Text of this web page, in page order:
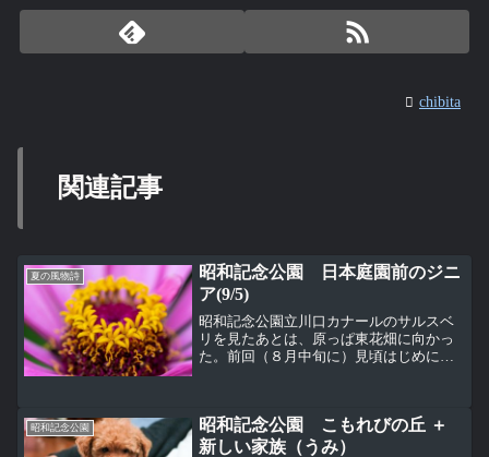
chibita
関連記事
夏の風物詩
昭和記念公園 日本庭園前のジニ
ア(9/5)
昭和記念公園立川口カナールのサルスベ
リを見たあとは、原っぱ東花畑に向かっ
た。前回（８月中旬に）見頃はじめにな
設置されていたので、そこ...
昭和記念公園
昭和記念公園 こもれびの丘 ＋
新しい家族（うみ）